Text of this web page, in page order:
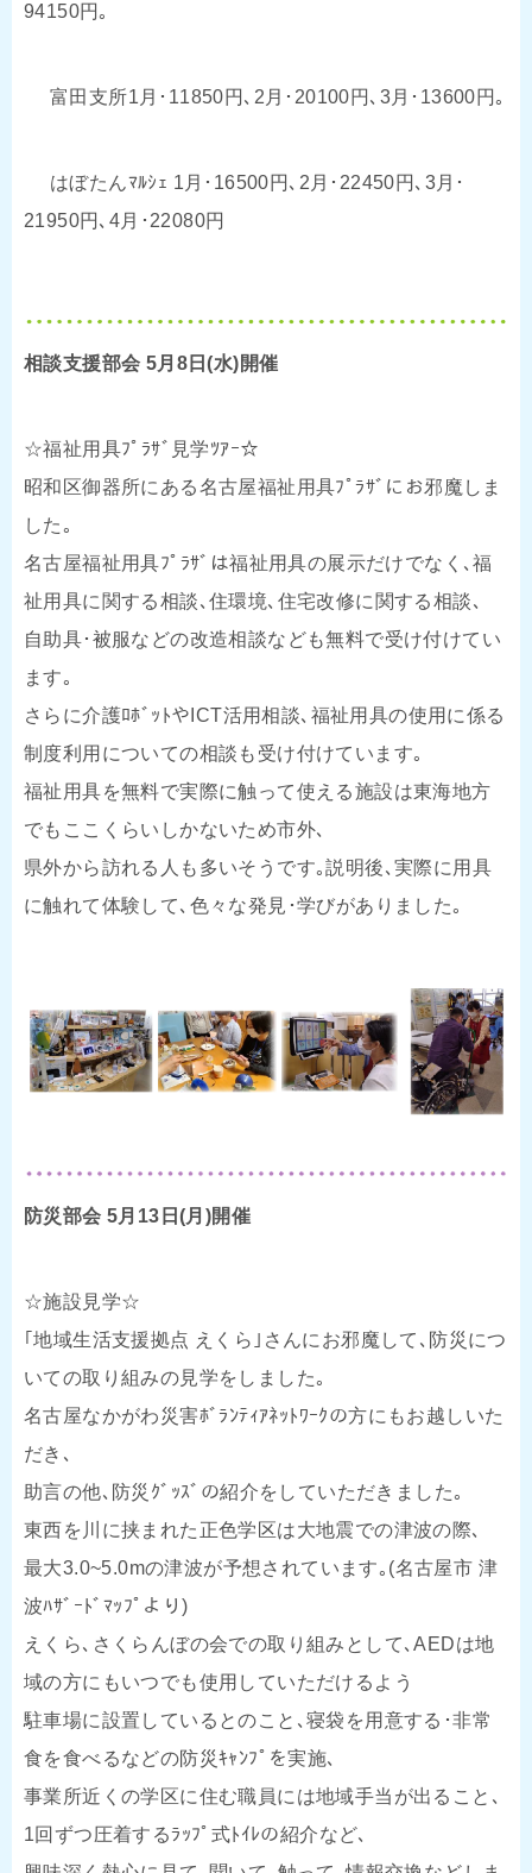
94150円｡
富田支所1月･11850円､2月･20100円､3月･13600円｡
はぼたんﾏﾙｼｪ 1月･16500円､2月･22450円､3月･
21950円､4月･22080円
相談支援部会 5月8日(水)開催
☆福祉用具ﾌﾟﾗｻﾞ見学ﾂｱｰ☆
昭和区御器所にある名古屋福祉用具ﾌﾟﾗｻﾞにお邪魔しま
した｡
名古屋福祉用具ﾌﾟﾗｻﾞは福祉用具の展示だけでなく､福
祉用具に関する相談､住環境､住宅改修に関する相談､
自助具･被服などの改造相談なども無料で受け付けてい
ます｡
さらに介護ﾛﾎﾞｯﾄやICT活用相談､福祉用具の使用に係る
制度利用についての相談も受け付けています｡
福祉用具を無料で実際に触って使える施設は東海地方
でもここくらいしかないため市外､
県外から訪れる人も多いそうです｡説明後､実際に用具
に触れて体験して､色々な発見･学びがありました｡
防災部会 5月13日(月)開催
☆施設見学☆
｢地域生活支援拠点 えくら｣さんにお邪魔して､防災につ
いての取り組みの見学をしました｡
名古屋なかがわ災害ﾎﾞﾗﾝﾃｨｱﾈｯﾄﾜｰｸの方にもお越しいた
だき､
助言の他､防災ｸﾞｯｽﾞの紹介をしていただきました｡
東西を川に挟まれた正色学区は大地震での津波の際､
最大3.0~5.0mの津波が予想されています｡(名古屋市 津
波ﾊｻﾞｰﾄﾞﾏｯﾌﾟより)
えくら､さくらんぼの会での取り組みとして､AEDは地
域の方にもいつでも使用していただけるよう
駐車場に設置しているとのこと､寝袋を用意する･非常
食を食べるなどの防災ｷｬﾝﾌﾟを実施､
事業所近くの学区に住む職員には地域手当が出ること､
1回ずつ圧着するﾗｯﾌﾟ式ﾄｲﾚの紹介など､